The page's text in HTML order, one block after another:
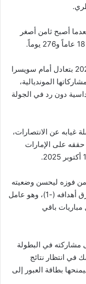
أصبح ثامن أصغر
وكانت قطر قد بدأت مشوارها في نسخة 2026 بتعادل أمام سويسرا
مشاركاتها المونديالية،
دون رد في الجولة
غيابه عن الانتصارات،
على الإمارات
من فوزه ليحسن وضعيته
في حسابات أفضل الثوالث، بعدما أصبح فارق أهدافه (-1)، وهو عامل
باقي
مشاركته في البطولة
في انتظار نتائج
بطاقة العبور إلى